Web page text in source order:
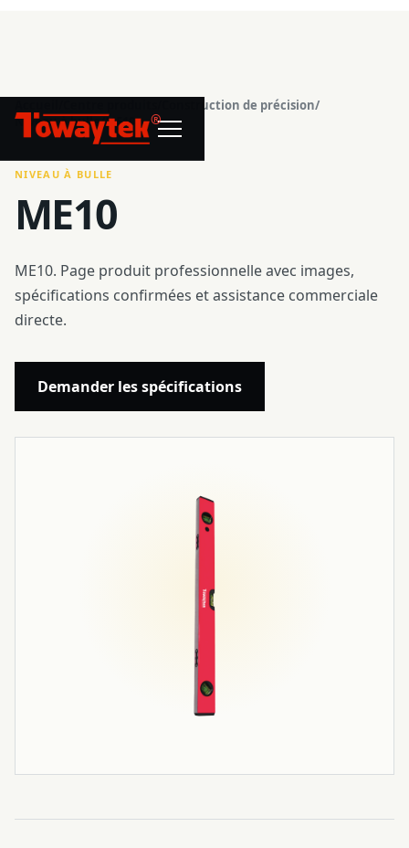
®
Construction de précision/
Niveau à bulle/ME10
NIVEAU À BULLE
ME10
ME10. Page produit professionnelle avec images,
spécifications confirmées et assistance commerciale
directe.
Demander les spécifications